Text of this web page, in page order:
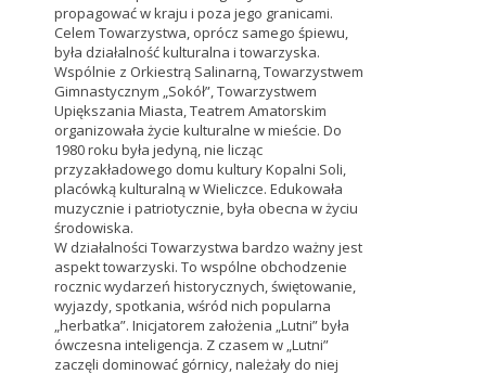
propagować w kraju i poza jego granicami.
Celem Towarzystwa, oprócz samego śpiewu,
była działalność kulturalna i towarzyska.
Wspólnie z Orkiestrą Salinarną, Towarzystwem
Gimnastycznym „Sokół”, Towarzystwem
Upiększania Miasta, Teatrem Amatorskim
organizowała życie kulturalne w mieście. Do
1980 roku była jedyną, nie licząc
przyzakładowego domu kultury Kopalni Soli,
placówką kulturalną w Wieliczce. Edukowała
muzycznie i patriotycznie, była obecna w życiu
środowiska.
W działalności Towarzystwa bardzo ważny jest
aspekt towarzyski. To wspólne obchodzenie
rocznic wydarzeń historycznych, świętowanie,
wyjazdy, spotkania, wśród nich popularna
„herbatka”. Inicjatorem założenia „Lutni” była
ówczesna inteligencja. Z czasem w „Lutni”
zaczęli dominować górnicy, należały do niej